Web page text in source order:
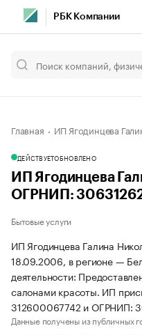
РБК Компании
Главная ИП Ягодинцева
ДЕЙСТВУЕТОБНОВЛЕНО
ИП Ягодинцева
ОГРНИП:
Бытовые услуги
ИП Ягодинцева Галина
18.09.2006, в регионе —
деятельности:
салонами красоты. ИП
312600067742 и ОГРНИП:
Данные получены из публичных